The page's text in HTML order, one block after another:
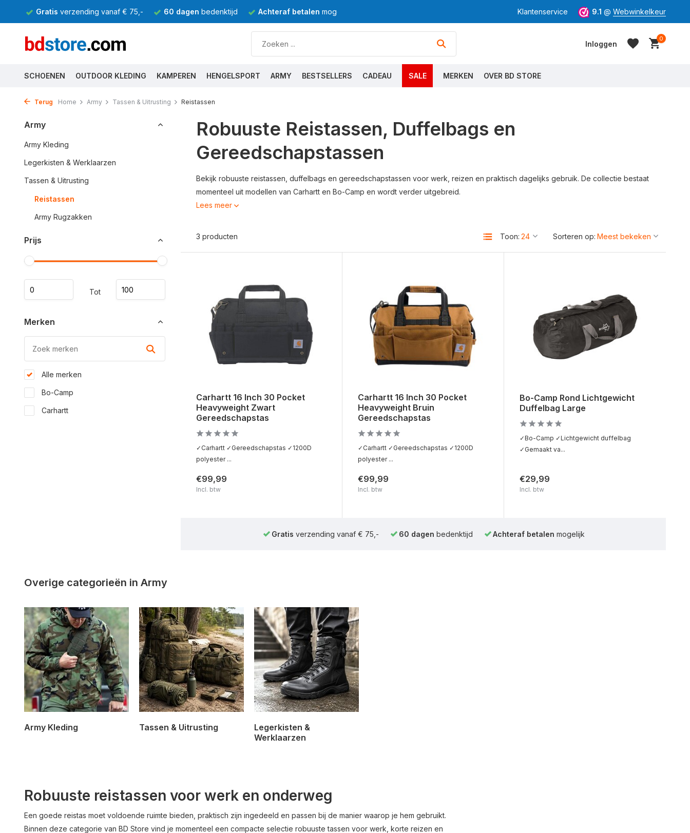
Gratis verzending vanaf € 75,- 60 dagen bedenktijd Achteraf betalen mogelijk Klantenservice 9.1 @ Webwinkelkeur
Inloggen
0
SCHOENEN OUTDOOR KLEDING KAMPEREN HENGELSPORT ARMY BESTSELLERS CADEAU SALE MERKEN OVER BD STORE
Terug Home Army Tassen & Uitrusting Reistassen
Army
Army Kleding
Legerkisten & Werklaarzen
Tassen & Uitrusting
Reistassen
Army Rugzakken
Prijs
Tot
Merken
Alle merken
Bo-Camp
Carhartt
Robuuste Reistassen, Duffelbags en
Gereedschapstassen
Bekijk robuuste reistassen, duffelbags en gereedschapstassen voor werk, reizen en praktisch dagelijks gebruik. De collectie bestaat
momenteel uit modellen van Carhartt en Bo-Camp en wordt verder uitgebreid.
Lees meer
3 producten Toon: Sorteren op:
Carhartt 16 Inch 30 Pocket
Heavyweight Zwart
Gereedschapstas
✓Carhartt ✓Gereedschapstas ✓1200D
polyester ...
€99,99
Incl. btw
Carhartt 16 Inch 30 Pocket
Heavyweight Bruin
Gereedschapstas
✓Carhartt ✓Gereedschapstas ✓1200D
polyester ...
€99,99
Incl. btw
Bo-Camp Rond Lichtgewicht
Duffelbag Large
✓Bo-Camp ✓Lichtgewicht duffelbag
✓Gemaakt va...
€29,99
Incl. btw
Gratis verzending vanaf € 75,- 60 dagen bedenktijd Achteraf betalen mogelijk
Overige categorieën in Army
Army Kleding Tassen & Uitrusting
Legerkisten &
Werklaarzen
Robuuste reistassen voor werk en onderweg
Een goede reistas moet voldoende ruimte bieden, praktisch zijn ingedeeld en passen bij de manier waarop je hem gebruikt.
Binnen deze categorie van BD Store vind je momenteel een compacte selectie robuuste tassen voor werk, korte reizen en